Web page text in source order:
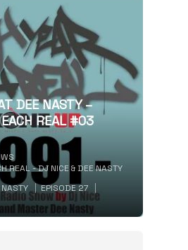
DEE NASTY –
REAL #03
REAL - DJ NICE & DEE NASTY
EPISODE 27